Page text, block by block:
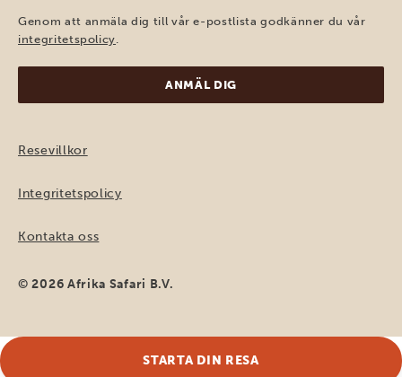
(Obligatoriskt)
Genom att anmäla dig till vår e-postlista godkänner du vår
integritetspolicy
Resevillkor
Integritetspolicy
Kontakta oss
© 2026 Afrika Safari B.V.
STARTA DIN RESA